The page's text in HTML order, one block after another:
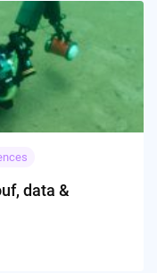
data &